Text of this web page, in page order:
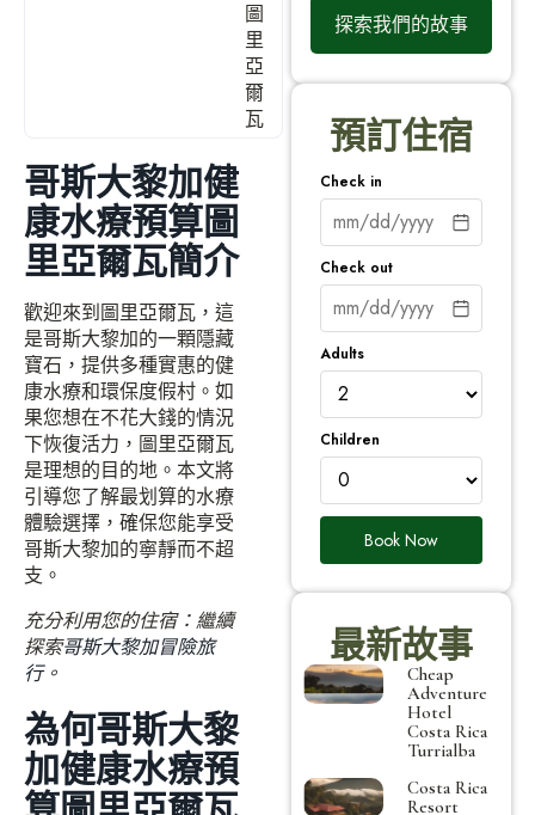
圖
里
亞
爾
瓦
哥斯大黎加健
康水療預算圖
里亞爾瓦簡介
歡迎來到圖里亞爾瓦，這
是哥斯大黎加的一顆隱藏
寶石，提供多種實惠的健
康水療和環保度假村。如
果您想在不花大錢的情況
下恢復活力，圖里亞爾瓦
是理想的目的地。本文將
引導您了解最划算的水療
體驗選擇，確保您能享受
哥斯大黎加的寧靜而不超
支。
充分利用您的住宿：繼續
探索哥斯大黎加冒險旅
行。
為何哥斯大黎
加健康水療預
探索我們的故事
預訂住宿
Check in
Check out
Adults
Children
Book Now
最新故事
Cheap
Adventure
Hotel
Costa Rica
Turrialba
Costa Rica
Resort